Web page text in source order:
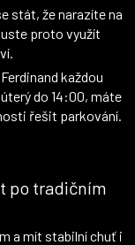
stát, že narazíte na
proto využít
každou
do 14:00, máte
řešit parkování.
po tradičním
a mít stabilní chuť i